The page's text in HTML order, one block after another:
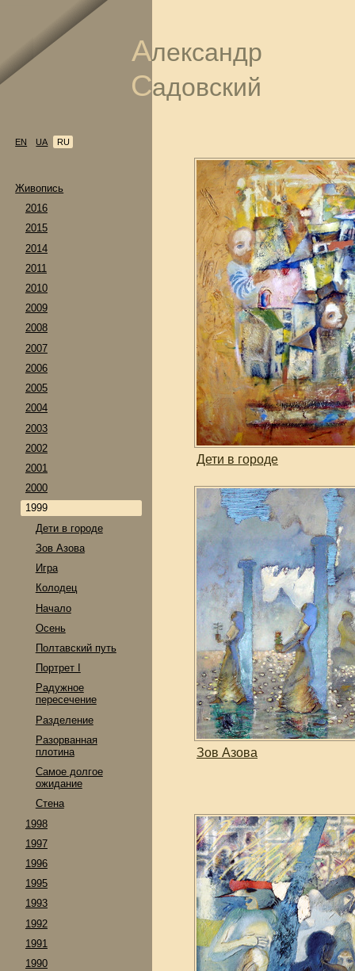
EN UA RU
Живопись
2016
2015
2014
2011
2010
2009
2008
2007
2006
2005
2004
2003
2002
2001
2000
1999
Дети в городе
Зов Азова
Игра
Колодец
Начало
Осень
Полтавский путь
Портрет I
Радужное
пересечение
Разделение
Разорванная
плотина
Самое долгое
ожидание
Стена
1998
1997
1996
1995
1993
1992
1991
1990
Александр
Садовский
Дети в городе
Зов Азова